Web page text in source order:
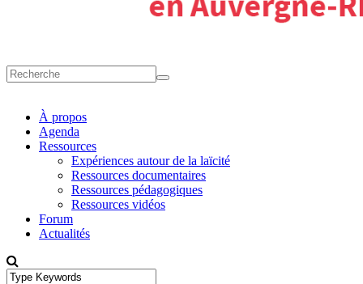
À propos
Agenda
Ressources
Expériences autour de la laïcité
Ressources documentaires
Ressources pédagogiques
Ressources vidéos
Forum
Actualités